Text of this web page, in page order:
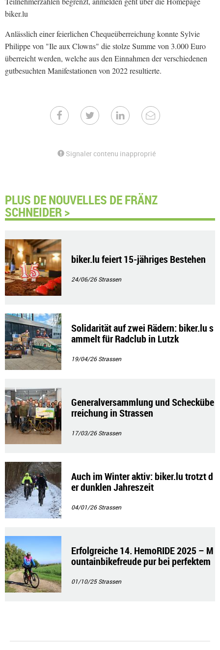
biker.lu
Anlässlich einer feierlichen Chequeüberreichung konnte Sylvie
Philippe von "Ile aux Clowns" die stolze Summe von 3.000 Euro
überreicht werden, welche aus den Einnahmen der verschiedenen
gutbesuchten Manifestationen von 2022 resultierte.
Signaler contenu inapproprié
PLUS DE NOUVELLES DE FRÄNZ
SCHNEIDER >
biker.lu feiert 15-jähriges Bestehen
24/06/26Strassen
Solidarität auf zwei Rädern: biker.lu s
ammelt für Radclub in Lutzk
19/04/26Strassen
Generalversammlung und Scheckübe
rreichung in Strassen
17/03/26Strassen
Auch im Winter aktiv: biker.lu trotzt d
er dunklen Jahreszeit
04/01/26Strassen
Erfolgreiche 14. HemoRIDE 2025 – M
ountainbikefreude pur bei perfektem
01/10/25Strassen